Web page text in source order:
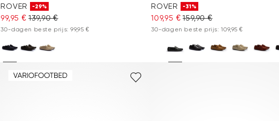
ROVER -29%
99,95 € 139,90 €
30-dagen beste prijs: 99,95 €
ROVER -31%
109,95 € 159,90 €
30-dagen beste prijs: 109,95 €